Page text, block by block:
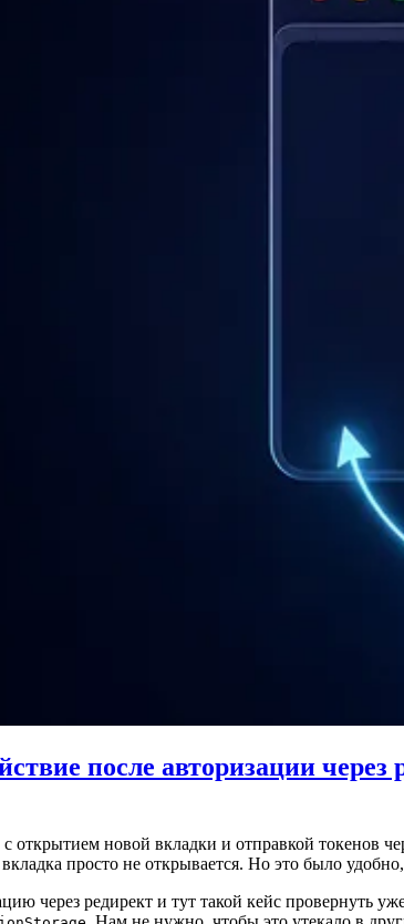
после авторизации через
открытием новой вкладки и отправкой токенов
просто не открывается. Но это было
через редирект и тут такой кейс провернуть